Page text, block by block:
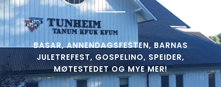
BASAR, ANNENDAGSFESTEN, BARNAS
JULETREFEST, GOSPELINO, SPEIDER,
MØTESTEDET OG MYE MER!